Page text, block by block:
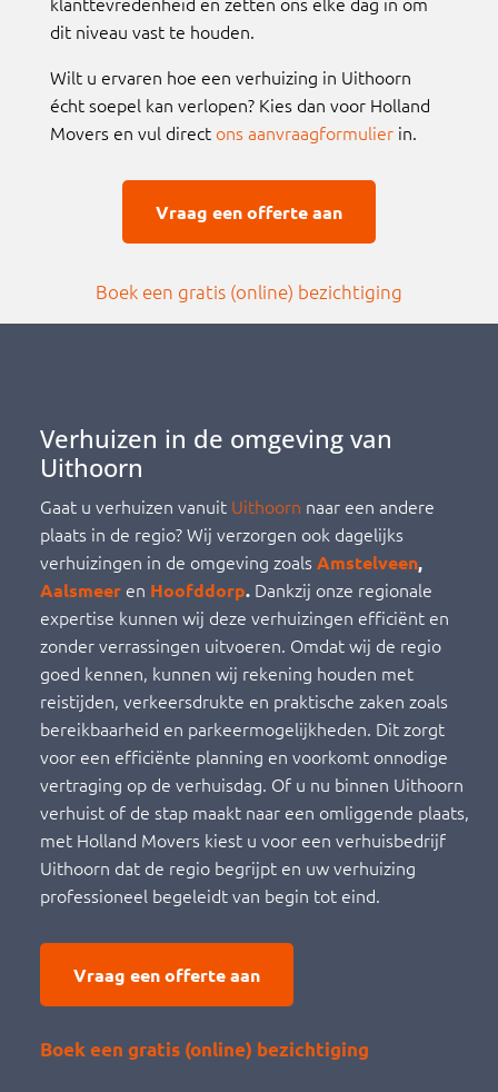
dit niveau vast te houden.
Wilt u ervaren hoe een verhuizing in Uithoorn
écht soepel kan verlopen? Kies dan voor Holland
Movers en vul direct ons aanvraagformulierin.
Vraag een offerte aan
Boek een gratis (online) bezichtiging
Verhuizen in de omgeving van
Uithoorn
Gaat u verhuizen vanuit Uithoorn naar een andere
plaats in de regio? Wij verzorgen ook dagelijks
verhuizingen in de omgeving zoals Amstelveen,
Aalsmeeren Hoofddorp.Dankzij onze regionale
expertise kunnen wij deze verhuizingen efficiënt en
zonder verrassingen uitvoeren. Omdat wij de regio
goed kennen, kunnen wij rekening houden met
reistijden, verkeersdrukte en praktische zaken zoals
bereikbaarheid en parkeermogelijkheden. Dit zorgt
voor een efficiënte planning en voorkomt onnodige
vertraging op de verhuisdag. Of u nu binnen Uithoorn
verhuist of de stap maakt naar een omliggende plaats,
met Holland Movers kiest u voor een verhuisbedrijf
Uithoorn dat de regio begrijpt en uw verhuizing
professioneel begeleidt van begin tot eind.
Vraag een offerte aan
Boek een gratis (online) bezichtiging